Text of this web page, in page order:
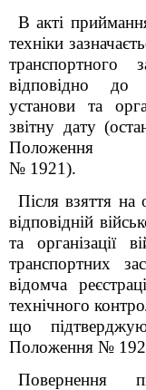
В акті
техніки
транспортного
відповідно до
установи та
звітну дату
Положення
№ 1921).
Після взяття
відповідній
та організації
транспортних
відомча
технічного
що
Положення №
Повернення